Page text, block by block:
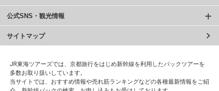
公式SNS・観光情報
サイトマップ
JR東海ツアーズでは、京都旅行をはじめ新幹線を利用したパックツアーを
多数お取り扱いしています。
当サイトでは、おすすめ情報や売れ筋ランキングなどの各種最新情報をご紹